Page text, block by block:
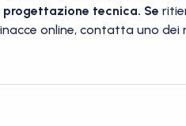
tecnica. Se
online, contatta uno dei